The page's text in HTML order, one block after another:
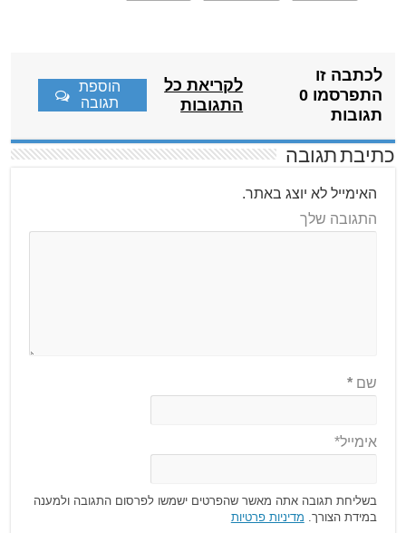
לכתבה זו
התפרסמו 0
תגובות
לקריאת כל
התגובות
הוספת
תגובה
כתיבת תגובה
האימייל לא יוצג באתר.
התגובה שלך
שם*
אימייל*
בשליחת תגובה אתה מאשר שהפרטים ישמשו לפרסום התגובה ולמענה
במידת הצורך. מדיניות פרטיות